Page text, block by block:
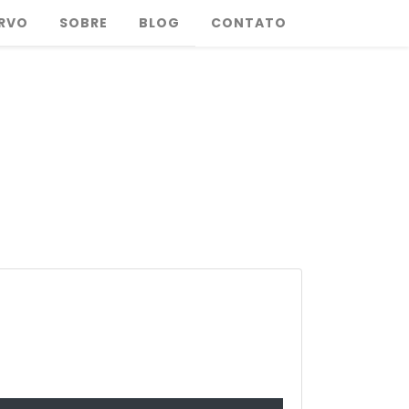
SOBRE BLOG CONTATO